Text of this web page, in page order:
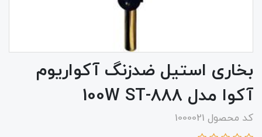
بخاری استیل ضدزنگ آکواریوم
آکوا مدل 100W ST-888
کد محصول 1000021